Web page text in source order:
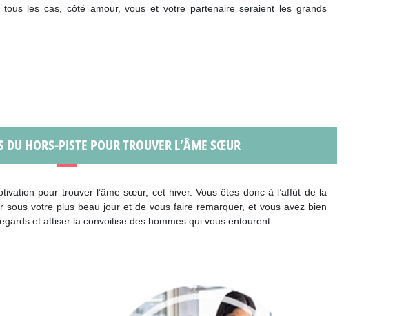
les cas, côté amour, vous et votre partenaire seraient les grands
DU HORS-PISTE POUR TROUVER L’ÂME SŒUR
pour trouver l’âme sœur, cet hiver. Vous êtes donc à l’affût de la
sous votre plus beau jour et de vous faire remarquer, et vous avez bien
et attiser la convoitise des hommes qui vous entourent.